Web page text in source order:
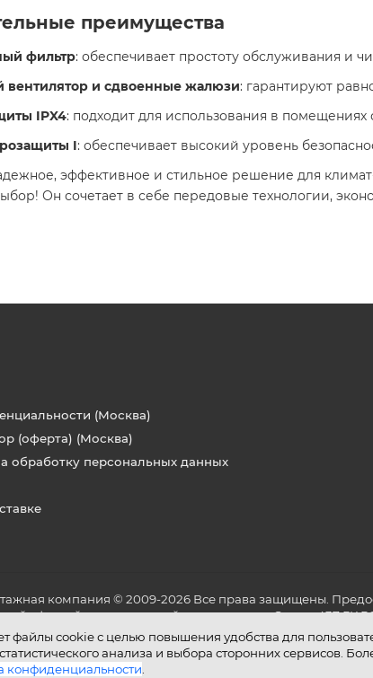
преимущества
фильтр: обеспечивает простоту обслуживания и
вентилятор и сдвоенные жалюзи: гарантируют
IPX4: подходит для использования в
I: обеспечивает высокий уровень
эффективное и стильное решение для
Он сочетает в себе передовые технологии,
файлы cookie с целью повышения удобства для
анализа и выбора сторонних сервисов.
конфиденциальности
(Москва)
(оферта) (Москва)
обработку персональных данных
компания © 2009-2026 Все права защищены.
офертой, определяемой положениями Статьи 437 ГК